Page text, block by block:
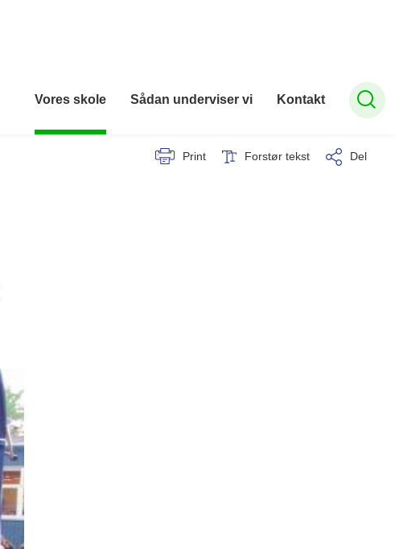
Vores skole Sådan underviser vi Kontakt
Print Forstør tekst Del